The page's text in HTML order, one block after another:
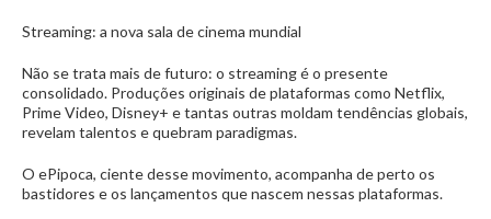
Streaming: a nova sala de cinema mundial
Não se trata mais de futuro: o streaming é o presente
consolidado. Produções originais de plataformas como Netflix,
Prime Video, Disney+ e tantas outras moldam tendências globais,
revelam talentos e quebram paradigmas.
O ePipoca, ciente desse movimento, acompanha de perto os
bastidores e os lançamentos que nascem nessas plataformas.